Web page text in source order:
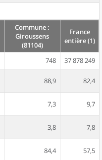
Commune :
Giroussens
(81104)
France
entière (1)
748
37 878 249
88,9 82,4
7,3 9,7
3,8 7,8
84,4 57,5